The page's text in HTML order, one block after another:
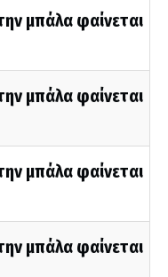
μπάλα φαίνεται
μπάλα φαίνεται
μπάλα φαίνεται
μπάλα φαίνεται